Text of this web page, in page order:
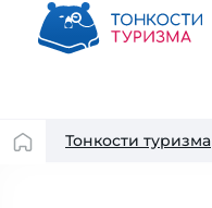
Тонкости туризма